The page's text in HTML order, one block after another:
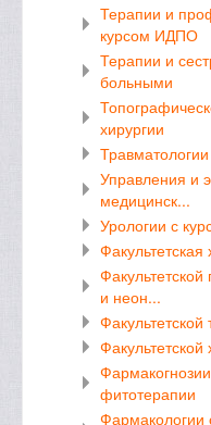
Терапии и
курсом ИДПО
Терапии и
больными
хирургии
Управления и
медицинск...
Урологии с
Факультетская
и неон...
Факультетской
Факультетской
фитотерапии
Фармакологии